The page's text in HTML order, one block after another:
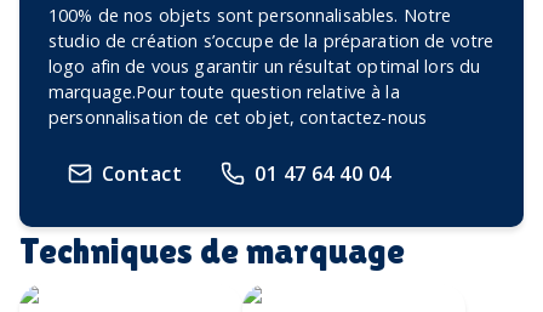
100% de nos objets sont personnalisables. Notre
studio de création s’occupe de la préparation de votre
logo afin de vous garantir un résultat optimal lors du
marquage.Pour toute question relative à la
personnalisation de cet objet, contactez-nous
Contact 01 47 64 40 04
Techniques de marquage